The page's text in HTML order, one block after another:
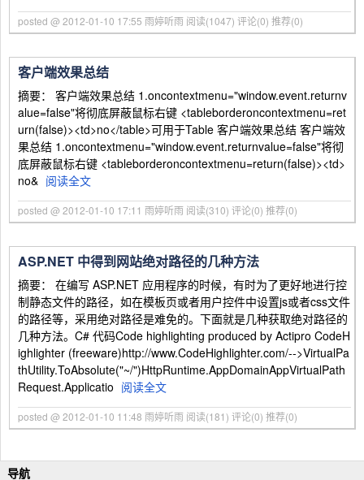
posted @ 2012-01-10 17:55 雨婷听雨 阅读(1047) 评论(0) 推荐(0)
客户端效果总结
摘要： 客户端效果总结 1.oncontextmenu="window.event.returnv
alue=false"将彻底屏蔽鼠标右键 <tableborderoncontextmenu=ret
urn(false)><td>no</table>可用于Table 客户端效果总结 客户端效
果总结 1.oncontextmenu="window.event.returnvalue=false"将彻
底屏蔽鼠标右键 <tableborderoncontextmenu=return(false)><td>
no& 阅读全文
posted @ 2012-01-10 17:11 雨婷听雨 阅读(310) 评论(0) 推荐(0)
ASP.NET 中得到网站绝对路径的几种方法
摘要： 在编写 ASP.NET 应用程序的时候，有时为了更好地进行控
制静态文件的路径，如在模板页或者用户控件中设置js或者css文件
的路径等，采用绝对路径是难免的。下面就是几种获取绝对路径的
几种方法。C# 代码Code highlighting produced by Actipro CodeH
ighlighter (freeware)http://www.CodeHighlighter.com/-->VirtualPa
thUtility.ToAbsolute("~/")HttpRuntime.AppDomainAppVirtualPath
Request.Applicatio 阅读全文
posted @ 2012-01-10 11:48 雨婷听雨 阅读(181) 评论(0) 推荐(0)
导航